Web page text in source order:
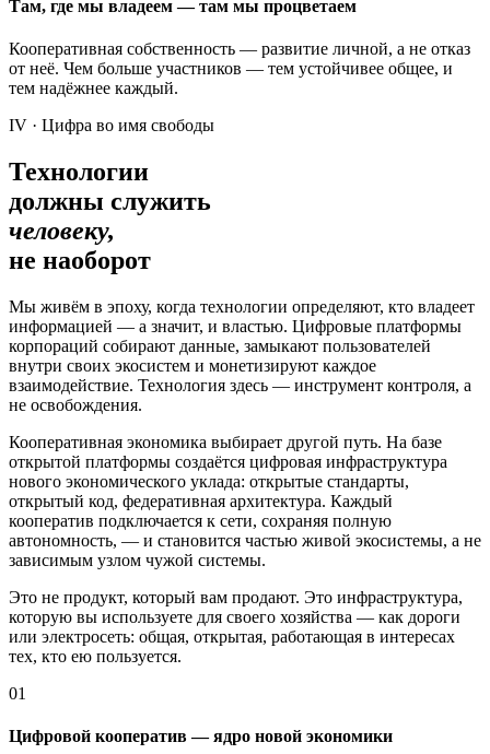
Там, где мы владеем — там мы процветаем
Кооперативная собственность — развитие личной, а не отказ
от неё. Чем больше участников — тем устойчивее общее, и
тем надёжнее каждый.
IV · Цифра во имя свободы
Технологии
должны служить
человеку,
не наоборот
Мы живём в эпоху, когда технологии определяют, кто владеет
информацией — а значит, и властью. Цифровые платформы
корпораций собирают данные, замыкают пользователей
внутри своих экосистем и монетизируют каждое
взаимодействие. Технология здесь — инструмент контроля, а
не освобождения.
Кооперативная экономика выбирает другой путь. На базе
открытой платформы создаётся цифровая инфраструктура
нового экономического уклада: открытые стандарты,
открытый код, федеративная архитектура. Каждый
кооператив подключается к сети, сохраняя полную
автономность, — и становится частью живой экосистемы, а не
зависимым узлом чужой системы.
Это не продукт, который вам продают. Это инфраструктура,
которую вы используете для своего хозяйства — как дороги
или электросеть: общая, открытая, работающая в интересах
тех, кто ею пользуется.
01
Цифровой кооператив — ядро новой экономики